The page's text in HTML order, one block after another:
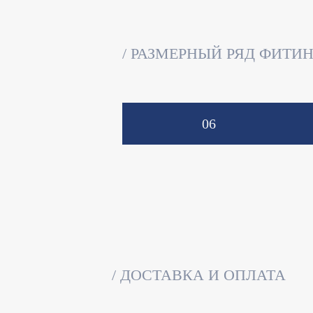
РАЗМЕРНЫЙ РЯД
06
ДОСТАВКА И ОПЛАТА